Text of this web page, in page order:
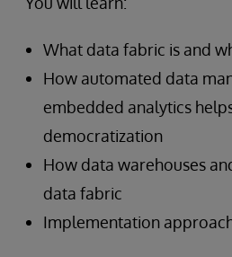
What data fabric is and
How automated data
embedded analytics
democratization
How data warehouses
data fabric
Implementation